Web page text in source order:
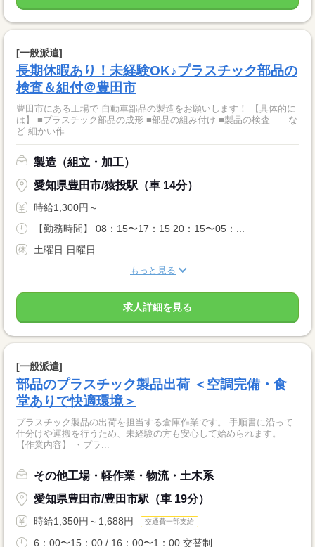
[一般派遣]
長期休暇あり！未経験OK♪プラスチック部品の
検査＆組付＠豊田市
豊田市にある工場で 自動車部品の製造をお願いします！ 【具体的に
は】 ■プラスチック部品の成形 ■部品の組み付け ■製品の検査 な
ど 細かい作...
製造（組立・加工）
愛知県豊田市/猿投駅（車 14分）
時給1,300円～
【勤務時間】 08：15〜17：15 20：15〜05：...
土曜日 日曜日
もっと見る
求人詳細を見る
[一般派遣]
部品のプラスチック製品出荷 ＜空調完備・食
堂ありで快適環境＞
プラスチック製品の出荷を担当する倉庫作業です。 手順書に沿って
仕分けや運搬を行うため、未経験の方も安心して始められます。
【作業内容】 ・プラ...
その他工場・軽作業・物流・土木系
愛知県豊田市/豊田市駅（車 19分）
時給1,350円～1,688円 交通費一部支給
6：00〜15：00 / 16：00〜1：00 交替制